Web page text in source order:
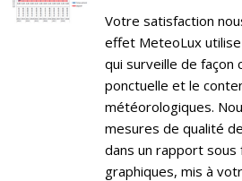
Votre satisfaction
effet MeteoLux
qui surveille de façon
ponctuelle et le
météorologiques.
mesures de qualité
dans un rapport
graphiques, mis à